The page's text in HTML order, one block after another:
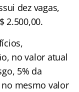
dez vagas,
2.500,00.
no valor atual
5% da
no mesmo valor